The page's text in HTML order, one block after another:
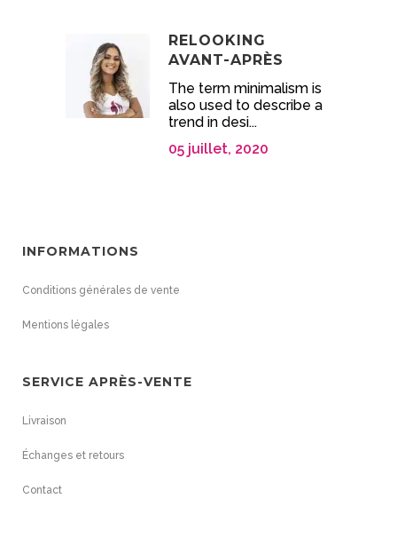
RELOOKING
AVANT-APRÈS
The term minimalism is
also used to describe a
trend in desi...
05 juillet, 2020
INFORMATIONS
Conditions générales de vente
Mentions légales
SERVICE APRÈS-VENTE
Livraison
Échanges et retours
Contact